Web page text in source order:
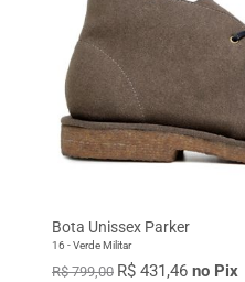
Bota Unissex Parker
16 - Verde Militar
R$ 799,00 R$ 431,46 no Pix